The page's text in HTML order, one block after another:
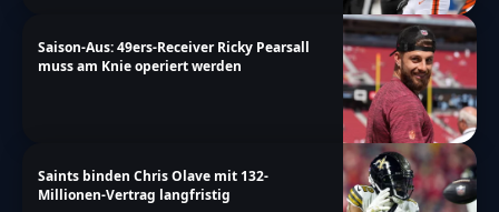
Saison-Aus: 49ers-Receiver Ricky Pearsall
muss am Knie operiert werden
Saints binden Chris Olave mit 132-
Millionen-Vertrag langfristig